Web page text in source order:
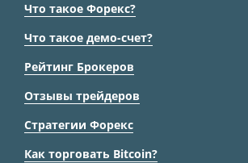
Что такое Форекс?
Что такое демо-счет?
Рейтинг Брокеров
Отзывы трейдеров
Стратегии Форекс
Как торговать Bitcoin?